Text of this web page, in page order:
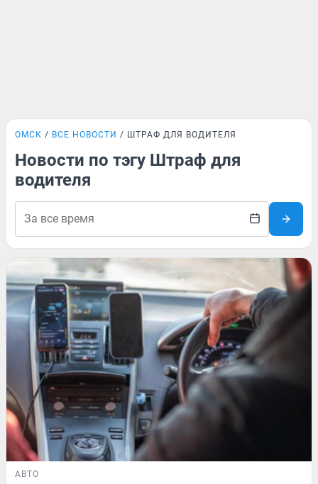
ОМСК ВСЕ НОВОСТИ ШТРАФ ДЛЯ ВОДИТЕЛЯ
Новости по тэгу Штраф для
водителя
АВТО